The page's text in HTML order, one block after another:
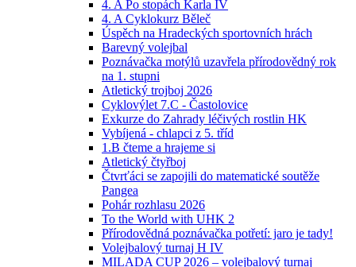
4. A Po stopách Karla IV
4. A Cyklokurz Běleč
Úspěch na Hradeckých sportovních hrách
Barevný volejbal
Poznávačka motýlů uzavřela přírodovědný rok
na 1. stupni
Atletický trojboj 2026
Cyklovýlet 7.C - Častolovice
Exkurze do Zahrady léčivých rostlin HK
Vybíjená - chlapci z 5. tříd
1.B čteme a hrajeme si
Atletický čtyřboj
Čtvrťáci se zapojili do matematické soutěže
Pangea
Pohár rozhlasu 2026
To the World with UHK 2
Přírodovědná poznávačka potřetí: jaro je tady!
Volejbalový turnaj H IV
MILADA CUP 2026 – volejbalový turnaj